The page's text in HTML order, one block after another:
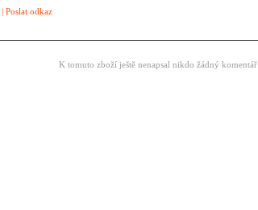
| Poslat odkaz
K tomuto zboží ještě nenapsal nikdo žádný komentář